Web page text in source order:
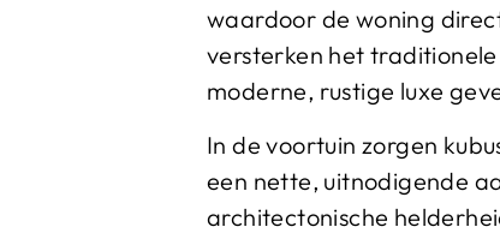
waardoor de woning
versterken het
moderne, rustige luxe
In de voortuin zorgen
een nette, uitnodigende
architectonische